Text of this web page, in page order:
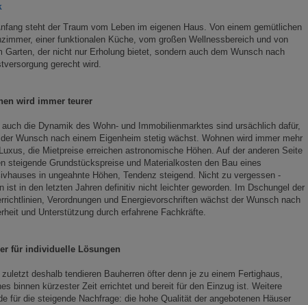
steht der Traum vom Leben im eigenen Haus. Von einem gemütlichen
einer funktionalen Küche, vom großen Wellnessbereich und von
Garten, der nicht nur Erholung bietet, sondern auch dem Wunsch nach
gerecht wird.
wird immer teurer
auch die Dynamik des Wohn- und Immobilienmarktes sind ursächlich dafür,
Wunsch nach einem Eigenheim stetig wächst. Wohnen wird immer mehr
die Mietpreise erreichen astronomische Höhen. Auf der anderen Seite
steigende Grundstückspreise und Materialkosten den Bau eines
in ungeahnte Höhen, Tendenz steigend. Nicht zu vergessen -
ist in den letzten Jahren definitiv nicht leichter geworden. Im Dschungel der
Verordnungen und Energievorschriften wächst der Wunsch nach
und Unterstützung durch erfahrene Fachkräfte.
für individuelle Lösungen
zuletzt deshalb tendieren Bauherren öfter denn je zu einem Fertighaus,
binnen kürzester Zeit errichtet und bereit für den Einzug ist. Weitere
für die steigende Nachfrage: die hohe Qualität der angebotenen Häuser